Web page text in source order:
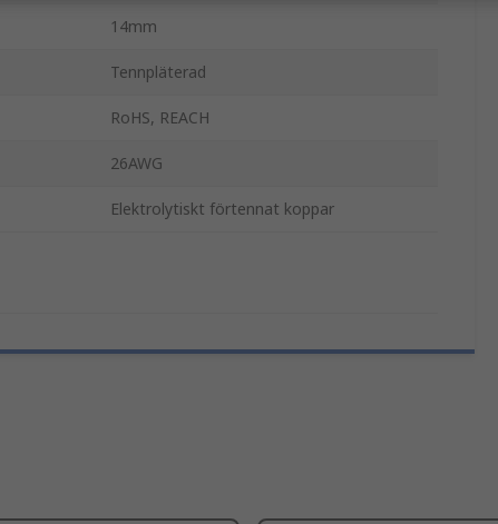
14mm
Tennpläterad
RoHS, REACH
26AWG
Elektrolytiskt förtennat koppar